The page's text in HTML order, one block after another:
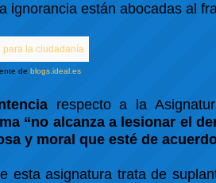
ignorancia están abocadas al
de blogs.ideal.es
respecto a la
“no alcanza a lesionar el
y moral que esté de
esta asignatura trata de